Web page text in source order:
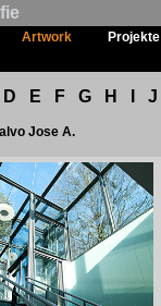
Artwork Projekte
D E F G H J
Jose A.